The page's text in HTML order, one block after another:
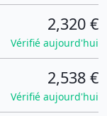
2,320 €
Vérifié aujourd'hui
2,538 €
Vérifié aujourd'hui